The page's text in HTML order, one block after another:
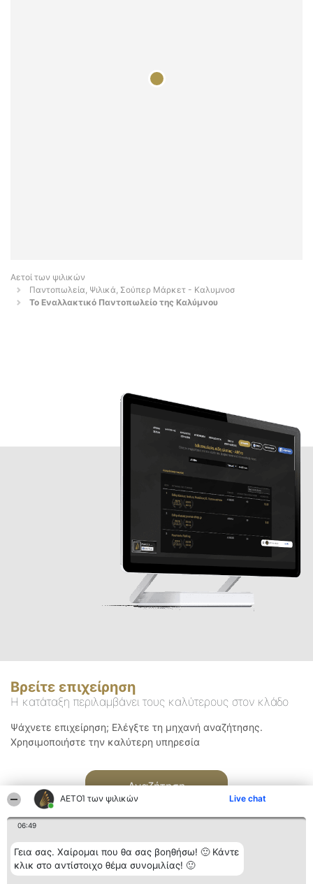
ΑΕΤΟΊ των ψιλικών Live chat
06:49
Γεια σας. Χαίρομαι που θα σας βοηθήσω! 🙂 Κάντε
κλικ στο αντίστοιχο θέμα συνομιλίας! 🙂
Αετοί των ψιλικών
Παντοπωλεία, Ψιλικά, Σούπερ Μάρκετ - Καλυμνοσ
Το Εναλλακτικό Παντοπωλείο της Καλύμνου
Βρείτε επιχείρηση
Η κατάταξη περιλαμβάνει τους καλύτερους στον κλάδο
Ψάχνετε επιχείρηση; Ελέγξτε τη μηχανή αναζήτησης.
Χρησιμοποιήστε την καλύτερη υπηρεσία
Αναζήτηση